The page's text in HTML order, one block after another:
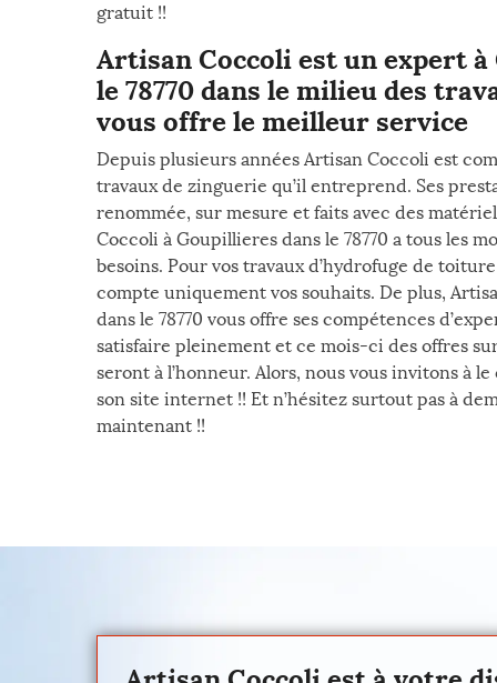
gratuit !!
Artisan Coccoli est un expert
le 78770 dans le milieu des
vous offre le meilleur service
Depuis plusieurs années Artisan Coccoli est
travaux de zinguerie qu’il entreprend. Ses
renommée, sur mesure et faits avec des
Coccoli à Goupillieres dans le 78770 a tous les
besoins. Pour vos travaux d’hydrofuge de
compte uniquement vos souhaits. De plus,
dans le 78770 vous offre ses compétences
satisfaire pleinement et ce mois-ci des offres
seront à l’honneur. Alors, nous vous invitons à
son site internet !! Et n’hésitez surtout pas à
maintenant !!